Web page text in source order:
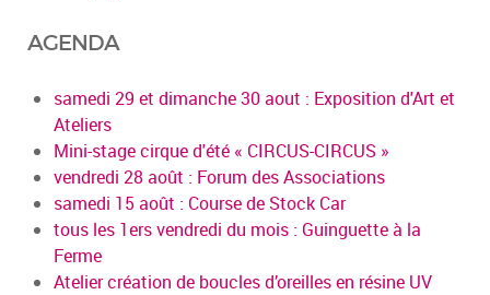
AGENDA
samedi 29 et dimanche 30 aout : Exposition d'Art et
Ateliers
Mini-stage cirque d'été « CIRCUS-CIRCUS »
vendredi 28 août : Forum des Associations
samedi 15 août : Course de Stock Car
tous les 1ers vendredi du mois : Guinguette à la
Ferme
Atelier création de boucles d’oreilles en résine UV